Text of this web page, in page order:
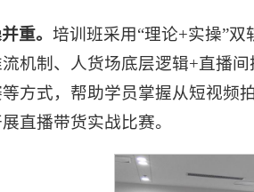
重。培训班采用“理论+实操”
机制、人货场底层逻辑+直播
方式，帮助学员掌握从短视频
直播带货实战比赛。